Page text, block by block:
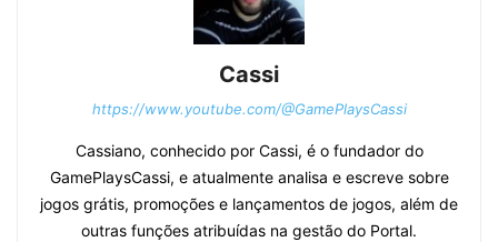
Cassi
https://www.youtube.com/@GamePlaysCassi
Cassiano, conhecido por Cassi, é o fundador do
GamePlaysCassi, e atualmente analisa e escreve sobre
jogos grátis, promoções e lançamentos de jogos, além de
outras funções atribuídas na gestão do Portal.